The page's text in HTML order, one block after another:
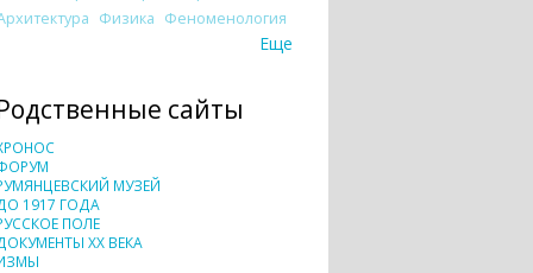
Физика Феноменология
Еще
сайты
МУЗЕЙ
1917 ГОДА
ПОЛЕ
XX ВЕКА